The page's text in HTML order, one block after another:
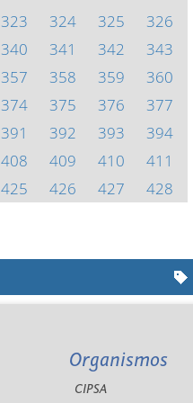
323 324 325
326
340 341 342
343
357 358 359
360
374 375 376
377
391 392 393
394
408 409 410
411
425 426 427
428
Organismos
CIPSA